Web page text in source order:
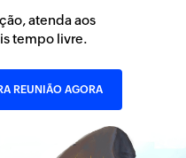
atenda aos
tempo livre.
REUNIÃO AGORA